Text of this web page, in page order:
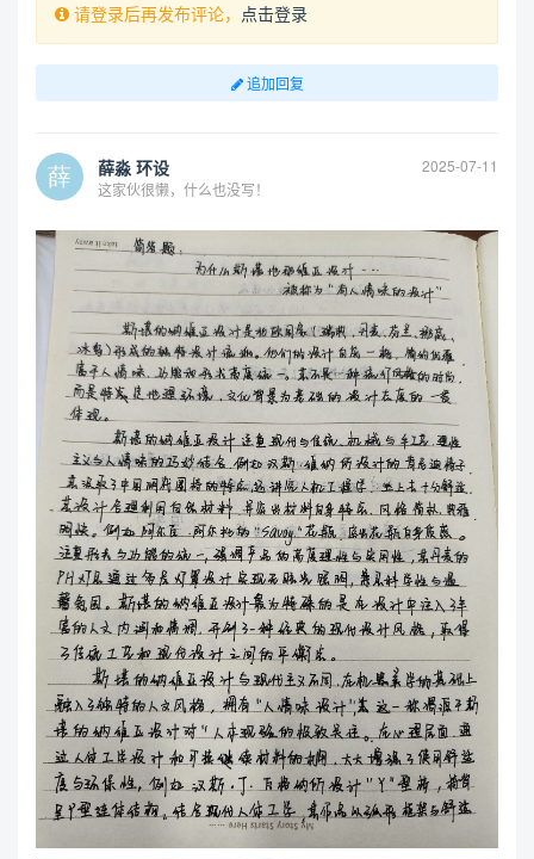
请登录后再发布评论， 点击登录
追加回复
薛淼 环设
2025-07-11
这家伙很懒，什么也没写！